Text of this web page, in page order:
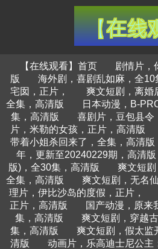
【在线观看】首页
剧情片，
版
海外剧，喜剧乱如麻，全10
宅囡，正片，
爽文短剧，离婚
全集，高清版
日本动漫，B-
集，高清版
喜剧片，豆包县令
片，米勒的女孩，正片，高清版
带着小姐杀回来了，全集，高清版
年，更新至20240229期，高清版
版)，全30集，高清版
爽文短剧
全集，高清版
爽文短剧，无名
理片，伊比沙岛的度假，正片，
正片，高清版
国产动漫，原来
集，高清版
爽文短剧，穿越
集，高清版
爽文短剧，假太监
清版
动画片，乐高迪士尼公主